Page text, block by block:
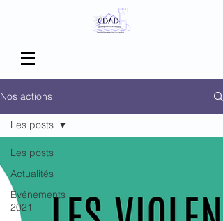
Nos actions
Les posts
Actualités
Evénements
2021
Les posts